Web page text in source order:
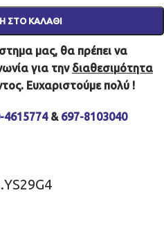
ΣΤΟ ΚΑΛΆΘΙ
μας, θα πρέπει να
για την διαθεσιμότητα
Ευχαριστούμε πολύ !
4615774& 697-8103040